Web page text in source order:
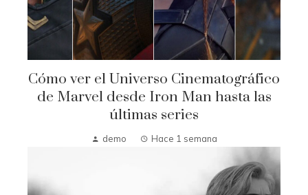
Cómo ver el Universo Cinematográfico
de Marvel desde Iron Man hasta las
últimas series
demo Hace 1 semana